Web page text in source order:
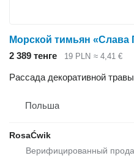
2 389 тенге 19 PLN ≈ 4,41 €
Рассада декоративной травы
Польша
RosaĆwik